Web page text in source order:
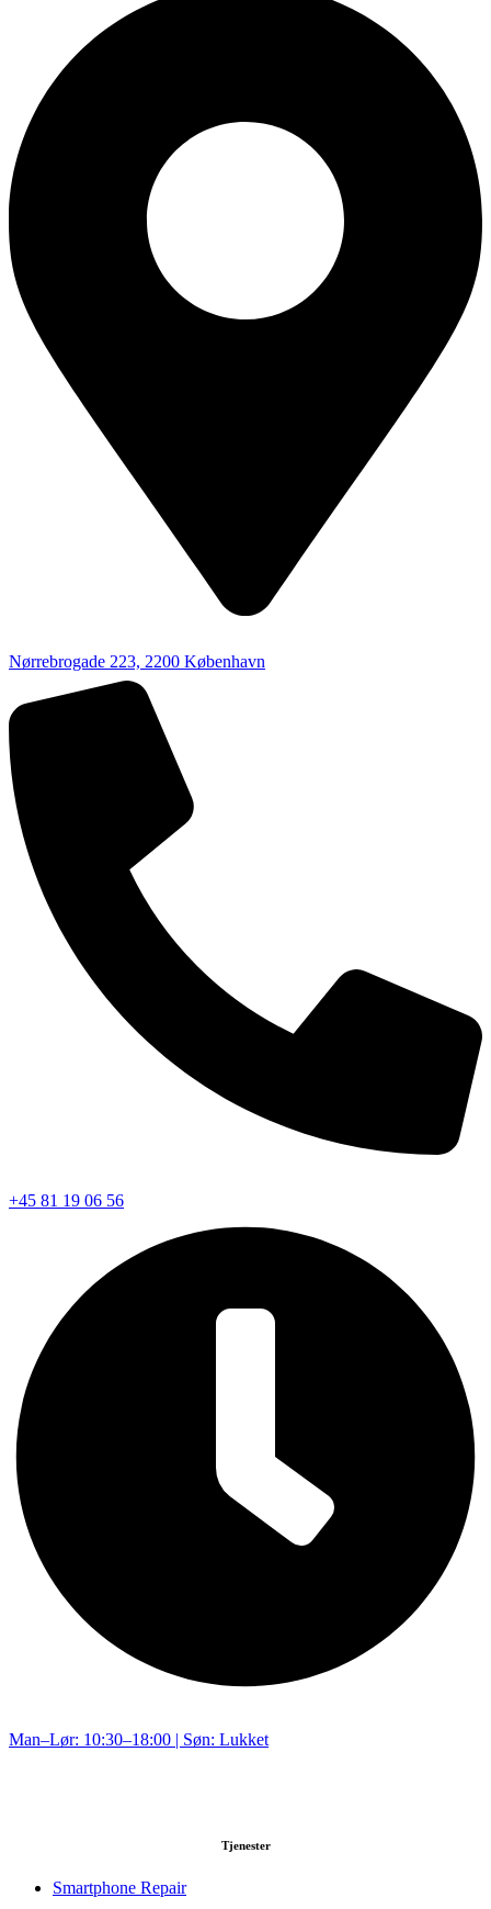
Nørrebrogade 223, 2200 København
+45 81 19 06 56
Man–Lør: 10:30–18:00 | Søn: Lukket
Tjenester
Smartphone Repair